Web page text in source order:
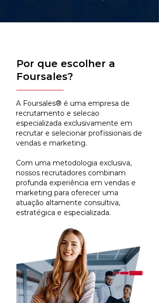
Por que escolher a
Foursales?
A Foursales® é uma empresa de
recrutamento e selecao
especializada exclusivamente em
recrutar e selecionar profissionais de
vendas e marketing.
Com uma metodologia exclusiva,
nossos recrutadores combinam
profunda experiência em vendas e
marketing para oferecer uma
atuação altamente consultiva,
estratégica e especializada.